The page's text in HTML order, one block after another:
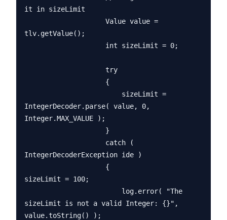
it in sizeLimit
tlv.getValue();
IntegerDecoder.parse( value, 0,
Integer.MAX_VALUE );
IntegerDecoderException ide )
sizeLimit = 100;
sizeLimit is not a valid Integer: {}",
value.toString() );